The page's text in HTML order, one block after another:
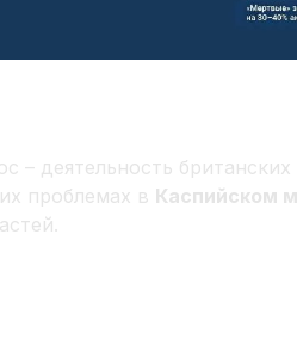
– деятельность
проблемах в Каспийском